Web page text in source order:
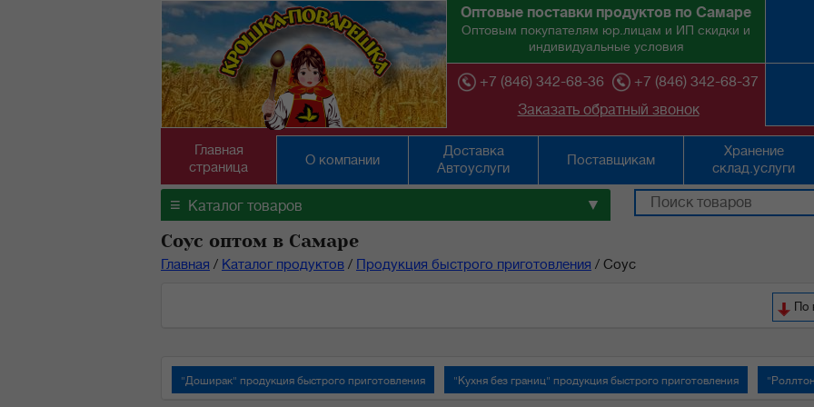
Оптовые поставки продуктов по Самаре
Оптовым покупателям юр.лицам и ИП скидки и
индивидуальные условия
+7 (846) 342-68-36
+7 (846) 342-68-37
Заказать обратный звонок
Главная
страница
О компании
Доставка
Автоуслуги
Поставщикам
Хранение
склад.услуги
≡ Каталог товаров ▼
Соус оптом в Самаре
Главная / Каталог продуктов / Продукция быстрого приготовления / Соус
По
"Доширак" продукция быстрого приготовления "Кухня без границ" продукция быстрого приготовления